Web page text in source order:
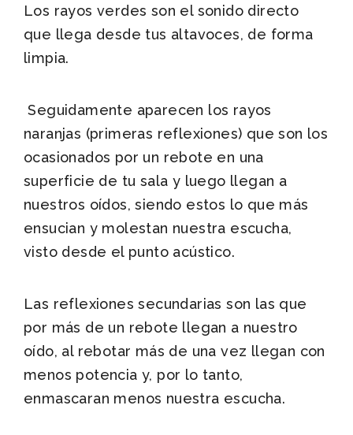
Los rayos verdes son el sonido directo
que llega desde tus altavoces, de forma
limpia.
Seguidamente aparecen los rayos
naranjas (primeras reflexiones) que son los
ocasionados por un rebote en una
superficie de tu sala y luego llegan a
nuestros oídos, siendo estos lo que más
ensucian y molestan nuestra escucha,
visto desde el punto acústico.
Las reflexiones secundarias son las que
por más de un rebote llegan a nuestro
oído, al rebotar más de una vez llegan con
menos potencia y, por lo tanto,
enmascaran menos nuestra escucha.